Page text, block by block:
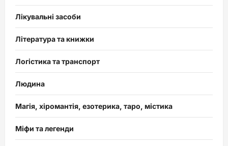
Лікувальні засоби
Література та книжки
Логістика та транспорт
Людина
Магія, хіромантія, езотерика, таро, містика
Міфи та легенди